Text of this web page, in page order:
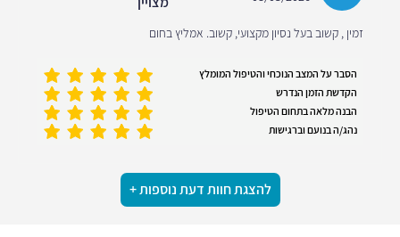
זמין , קשוב בעל נסיון מקצועי, קשוב. אמליץ בחום
הסבר על המצב הנוכחי והטיפול המומלץ
הקדשת הזמן הנדרש
הבנה מלאה בתחום הטיפול
נהג/ה בנועם וברגישות
להצגת חוות דעת נוספות +